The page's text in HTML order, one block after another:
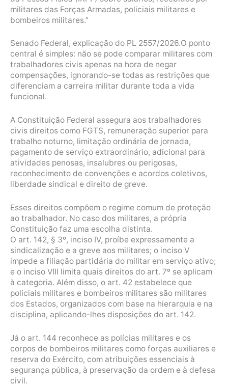
militares das Forças Armadas, policiais militares e
bombeiros militares.”
Senado Federal, explicação do PL 2557/2026.O ponto
central é simples: não se pode comparar militares com
trabalhadores civis apenas na hora de negar
compensações, ignorando-se todas as restrições que
diferenciam a carreira militar durante toda a vida
funcional.
A Constituição Federal assegura aos trabalhadores
civis direitos como FGTS, remuneração superior para
trabalho noturno, limitação ordinária de jornada,
pagamento de serviço extraordinário, adicional para
atividades penosas, insalubres ou perigosas,
reconhecimento de convenções e acordos coletivos,
liberdade sindical e direito de greve.
Esses direitos compõem o regime comum de proteção
ao trabalhador. No caso dos militares, a própria
Constituição faz uma escolha distinta.
O art. 142, § 3º, inciso IV, proíbe expressamente a
sindicalização e a greve aos militares; o inciso V
impede a filiação partidária do militar em serviço ativo;
e o inciso VIII limita quais direitos do art. 7º se aplicam
à categoria. Além disso, o art. 42 estabelece que
policiais militares e bombeiros militares são militares
dos Estados, organizados com base na hierarquia e na
disciplina, aplicando-lhes disposições do art. 142.
Já o art. 144 reconhece as polícias militares e os
corpos de bombeiros militares como forças auxiliares e
reserva do Exército, com atribuições essenciais à
segurança pública, à preservação da ordem e à defesa
civil.